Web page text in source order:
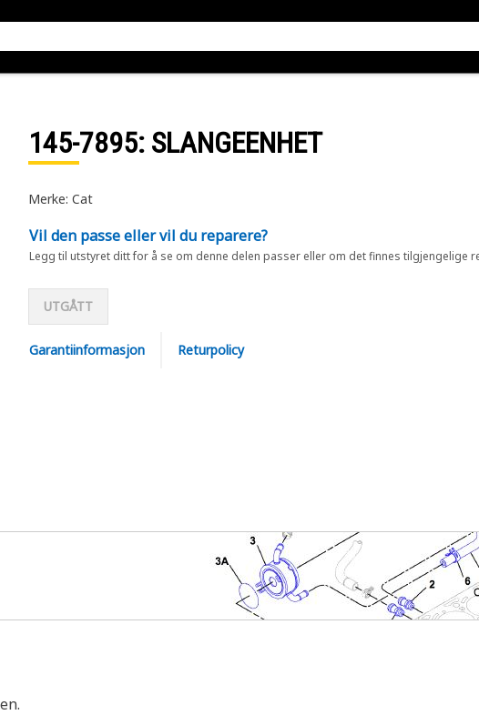
145-7895: SLANGEENHET
Merke: Cat
Vil den passe eller vil du reparere?
Legg til utstyret ditt for å se om denne delen passer eller om det finnes tilgjengelige
UTGÅTT
Garantiinformasjon Returpolicy